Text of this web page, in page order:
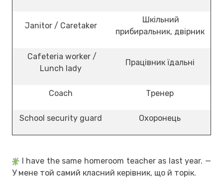
Janitor / Caretaker
Шкільний
прибиральник, двірник
Cafeteria worker /
Lunch lady
Працівник їдальні
Coach Тренер
School security guard Охоронець
I have the same homeroom teacher as last year. —
У мене той самий класний керівник, що й торік.